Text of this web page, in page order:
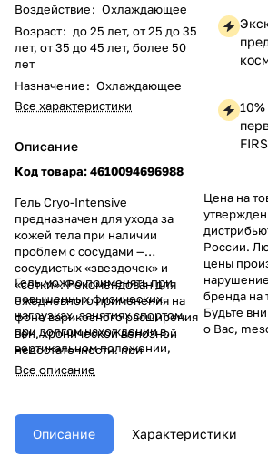
Воздействие: Охлаждающее
Возраст: до 25 лет, от 25 до 35
лет, от 35 до 45 лет, более 50
лет
Назначение: Охлаждающее
Все характеристики
Описание
Код товара: 4610094696988
Гель Cryo-Intensive
предназначен для ухода за
кожей тела при наличии
проблем с сосудами —
сосудистых «звездочек» и
«сетки». Рекомендован для
ежедневного применения на
фоне варикозного расширения
вен, хронической венозной
недостаточности, при
склонности к отёчности нижних
избыточном весе и эффекте
«апельсиновой корки».
Гель можно применять при
повышенных физических
нагрузках, занятиях спортом,
при долгом нахождении в
вертикальном положении,
хождении на каблуках. Можно
использовать для уменьшения
травмах, включая спортивные
растяжки и ушибы, без
нарушения целостности кожных
Все описание
Цена на
России.
цены
бренда на
Будьте
о Вас,
Описание Характеристики